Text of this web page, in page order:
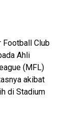
Football Club
Ahli
(MFL)
akibat
di Stadium